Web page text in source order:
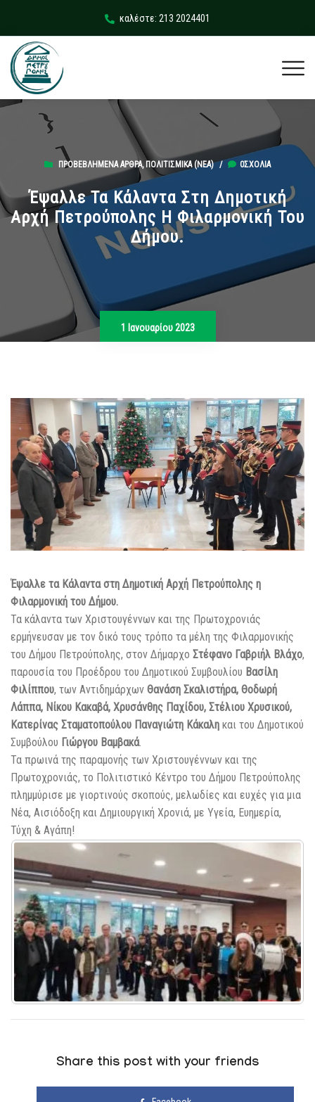
καλέστε: 213 2024401
ΠΡΟΒΕΒΛΗΜΈΝΑ ΆΡΘΡΑ, ΠΟΛΙΤΙΣΜΙΚΆ (ΝΕΑ)/ 0ΣΧΌΛΙΑ
Έψαλλε Τα Κάλαντα Στη Δημοτική
Αρχή Πετρούπολης Η Φιλαρμονική Του
Δήμου.
1 Ιανουαρίου 2023
Έψαλλε τα Κάλαντα στη Δημοτική Αρχή Πετρούπολης η
Φιλαρμονική του Δήμου.
Τα κάλαντα των Χριστουγέννων και της Πρωτοχρονιάς
ερμήνευσαν με τον δικό τους τρόπο τα μέλη της Φιλαρμονικής
του Δήμου Πετρούπολης, στον Δήμαρχο Στέφανο Γαβριήλ Βλάχο,
παρουσία του Προέδρου του Δημοτικού Συμβουλίου Βασίλη
Φιλίππου, των Αντιδημάρχων Θανάση Σκαλιστήρα, Θοδωρή
Λάππα, Νίκου Κακαβά, Χρυσάνθης Παχίδου, Στέλιου Χρυσικού,
Κατερίνας Σταματοπούλου Παναγιώτη Κάκαλη και του Δημοτικού
Συμβούλου Γιώργου Βαμβακά.
Τα πρωινά της παραμονής των Χριστουγέννων και της
Πρωτοχρονιάς, το Πολιτιστικό Κέντρο του Δήμου Πετρούπολης
πλημμύρισε με γιορτινούς σκοπούς, μελωδίες και ευχές για μια
Νέα, Αισιόδοξη και Δημιουργική Χρονιά, με Υγεία, Ευημερία,
Τύχη & Αγάπη!
Share this post with your friends